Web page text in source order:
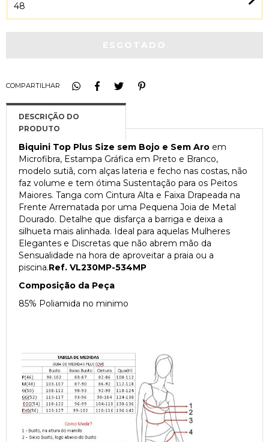
48
COMPARTILHAR
Biquini Top Plus Size sem Bojo e Sem Aro em
Microfibra, Estampa Gráfica em Preto e Branco,
modelo sutiã, com alças lateria e fecho nas costas, não
faz volume e tem ótima Sustentação para os Peitos
Maiores. Tanga com Cintura Alta e Faixa Drapeada na
Frente Arrematada por uma Pequena Joia de Metal
Dourado. Detalhe que disfarça a barriga e deixa a
silhueta mais alinhada. Ideal para aquelas Mulheres
Elegantes e Discretas que não abrem mão da
Sensualidade na hora de aproveitar a praia ou a
piscina.Ref. VL230MP-534MP
Composição da Peça
85% Poliamida no minimo